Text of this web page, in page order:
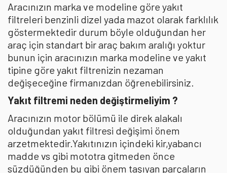
Aracınızın marka ve modeline göre yakıt
filtreleri benzinli dizel yada mazot olarak farklılık
göstermektedir durum böyle olduğundan her
araç için standart bir araç bakım aralığı yoktur
bunun için aracınızın marka modeline ve yakıt
tipine göre yakıt filtrenizin nezaman
değişeceğine firmanızdan öğrenebilirsiniz.
Yakıt filtremi neden değiştirmeliyim ?
Aracınızın motor bölümü ile direk alakalı
olduğundan yakıt filtresi değişimi önem
arzetmektedir.Yakıtınızın içindeki kir,yabancı
madde vs gibi mototra gitmeden önce
süzdüğünden bu gibi önem taşıyan parçaların